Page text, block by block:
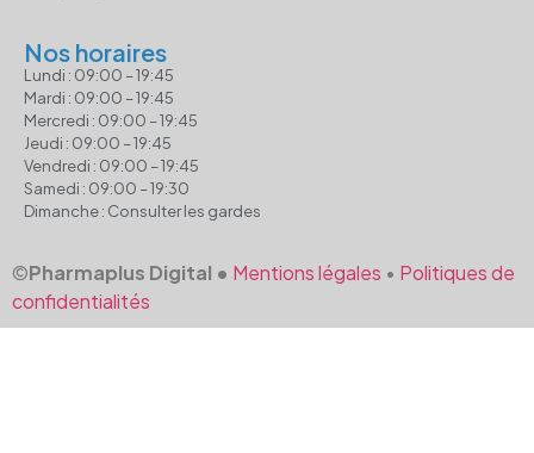
Nos horaires
Lundi : 09:00 – 19:45
Mardi : 09:00 – 19:45
Mercredi : 09:00 – 19:45
Jeudi : 09:00 – 19:45
Vendredi : 09:00 – 19:45
Samedi : 09:00 – 19:30
Dimanche : Consulter les gardes
©Pharmaplus Digital • Mentions légales • Politiques de
confidentialités